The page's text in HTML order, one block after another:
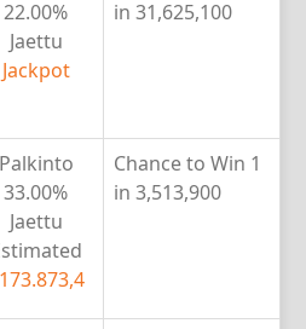
22.00%
Jaettu
Jackpot
in 31,625,100
Palkinto
33.00%
Jaettu
Chance to Win 1
in 3,513,900